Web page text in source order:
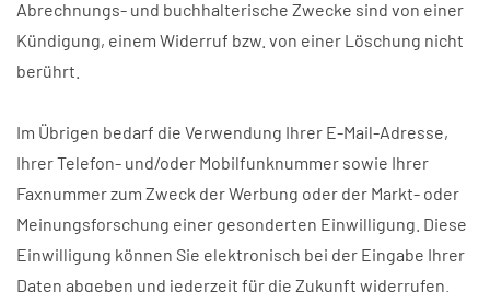
Abrechnungs- und buchhalterische Zwecke sind von einer
Kündigung, einem Widerruf bzw. von einer Löschung nicht
berührt.
Im Übrigen bedarf die Verwendung Ihrer E-Mail-Adresse,
Ihrer Telefon- und/oder Mobilfunknummer sowie Ihrer
Faxnummer zum Zweck der Werbung oder der Markt- oder
Meinungsforschung einer gesonderten Einwilligung. Diese
Einwilligung können Sie elektronisch bei der Eingabe Ihrer
Daten abgeben und jederzeit für die Zukunft widerrufen.